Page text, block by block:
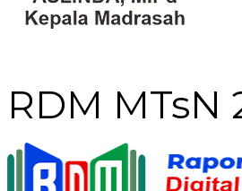
RDM MTsN